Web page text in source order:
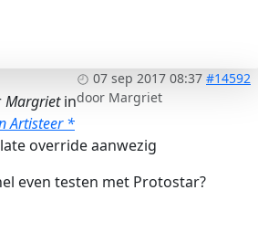
07 sep 2017 08:37 #14592
door Margriet
Margrietin
Artisteer *
override aanwezig
even testen met Protostar?